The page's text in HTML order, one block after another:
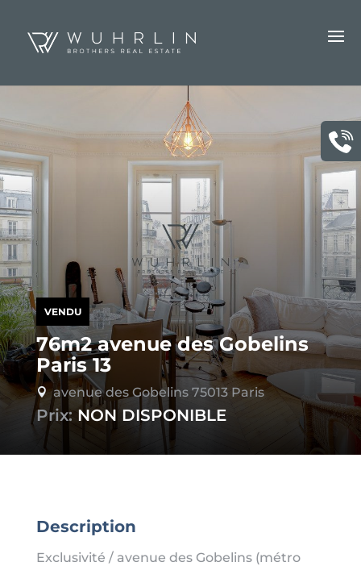
VENDU
76m2 avenue des Gobelins
Paris 13
 avenue des Gobelins 75013 Paris
Prix: NON DISPONIBLE
Description
Exclusivité / avenue des Gobelins (métro